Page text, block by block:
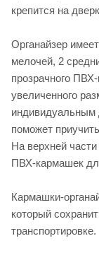
крепится на
Органайзер
мелочей, 2
прозрачного
увеличенного
индивидуальным
поможет
На верхней
ПВХ-кармашек
Кармашки-
который
транспортировке.